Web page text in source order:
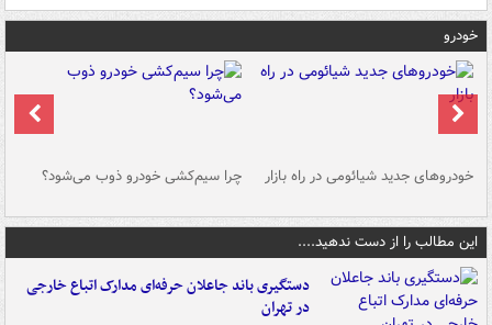
خودرو
خودروهای جدید شیائومی در راه بازار چرا سیم‌کشی خودرو ذوب می‌شود؟
این مطالب را از دست ندهید....
دستگیری باند جاعلان حرفه‌ای مدارک اتباع خارجی
در تهران